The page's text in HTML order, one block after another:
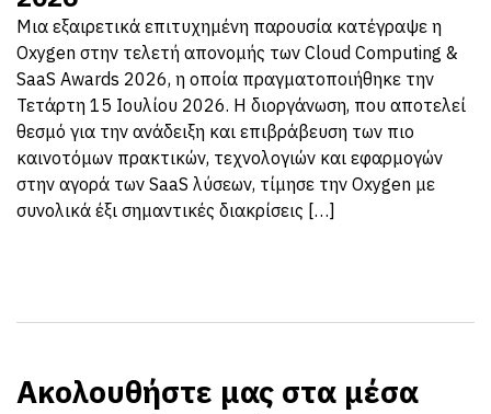
Μια εξαιρετικά επιτυχημένη παρουσία κατέγραψε η
Oxygen στην τελετή απονομής των Cloud Computing &
SaaS Awards 2026, η οποία πραγματοποιήθηκε την
Τετάρτη 15 Ιουλίου 2026. Η διοργάνωση, που αποτελεί
θεσμό για την ανάδειξη και επιβράβευση των πιο
καινοτόμων πρακτικών, τεχνολογιών και εφαρμογών
στην αγορά των SaaS λύσεων, τίμησε την Oxygen με
συνολικά έξι σημαντικές διακρίσεις […]
Ακολουθήστε μας στα μέσα